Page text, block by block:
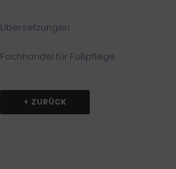
Übersetzungen
Fachhandel für Fußpflege
ZURÜCK